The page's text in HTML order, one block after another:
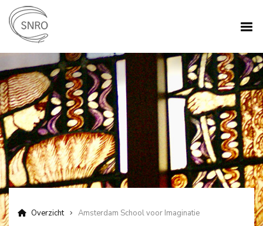
Overzicht Amsterdam School voor Imaginatie